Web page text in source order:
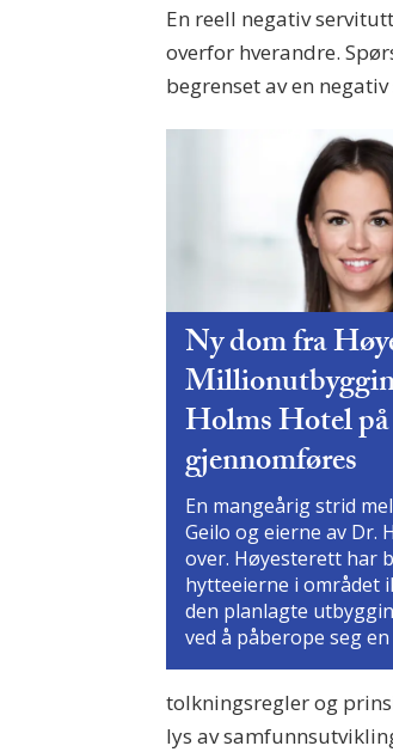
En reell negativ
overfor hverandre.
begrenset av en
Ny dom fra
Holms Hotel
gjennomføres
En mangeårig strid
Geilo og eierne av Dr.
over. Høyesterett har
hytteeierne i området
den planlagte
ved å påberope seg
tolkningsregler og
lys av